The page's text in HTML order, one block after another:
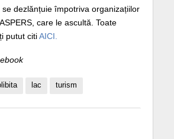
se dezlănțuie împotriva organizațiilor
care le ascultă. Toate
putut citiAICI.
lac turism